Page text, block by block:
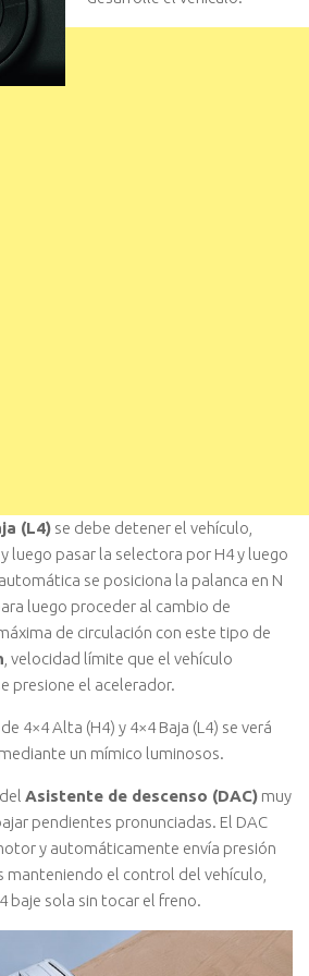
(L4) se debe detener el vehículo,
luego pasar la selectora por H4 y luego
se posiciona la palanca en N
luego proceder al cambio de
de circulación con este tipo de
, velocidad límite que el vehículo
presione el acelerador.
4×4 Alta (H4) y 4×4 Baja (L4) se verá
un mímico luminosos.
Asistente de descenso (DAC) muy
pendientes pronunciadas. El DAC
y automáticamente envía presión
manteniendo el control del vehículo,
baje sola sin tocar el freno.